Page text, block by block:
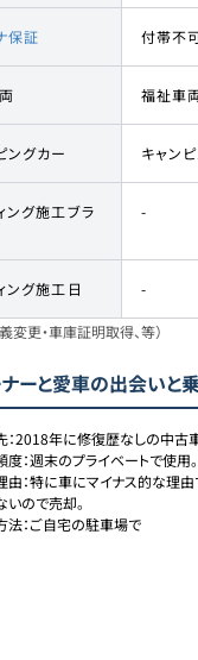
保証 付帯不
福祉車
ングカー キャン
ング施工ブラ
-
ング施工日 -
更・車庫証明取得、等）
ーと愛車の出会いと
2018年に修復歴なしの中古
：週末のプライベートで使用。
：特に車にマイナス的な理由
ので売却。
：ご自宅の駐車場で